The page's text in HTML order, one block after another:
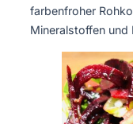
farbenfroher
Mineralstoffen und